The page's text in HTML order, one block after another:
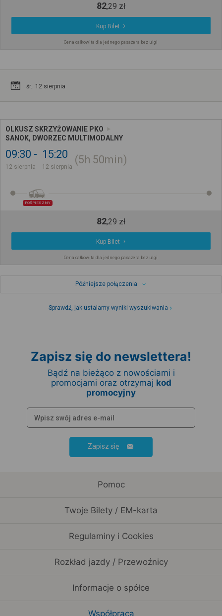
82,29 zł
Kup Bilet
Cena całkowita dla jednego pasażera bez ulgi
śr.. 12 sierpnia
OLKUSZ SKRZYŻOWANIE PKO
SANOK, DWORZEC MULTIMODALNY
09:30
12 sierpnia
15:20
12 sierpnia
5h 50min
POŚPIESZNY
82,29 zł
Kup Bilet
Cena całkowita dla jednego pasażera bez ulgi
Późniejsze połączenia
Sprawdź, jak ustalamy wyniki wyszukiwania
Zapisz się do newslettera!
Bądź na bieżąco z nowościami i
promocjami oraz otrzymaj kod
promocyjny
Zapisz się
Pomoc
Twoje Bilety / EM-karta
Regulaminy i Cookies
Rozkład jazdy / Przewoźnicy
Informacje o spółce
Współpraca